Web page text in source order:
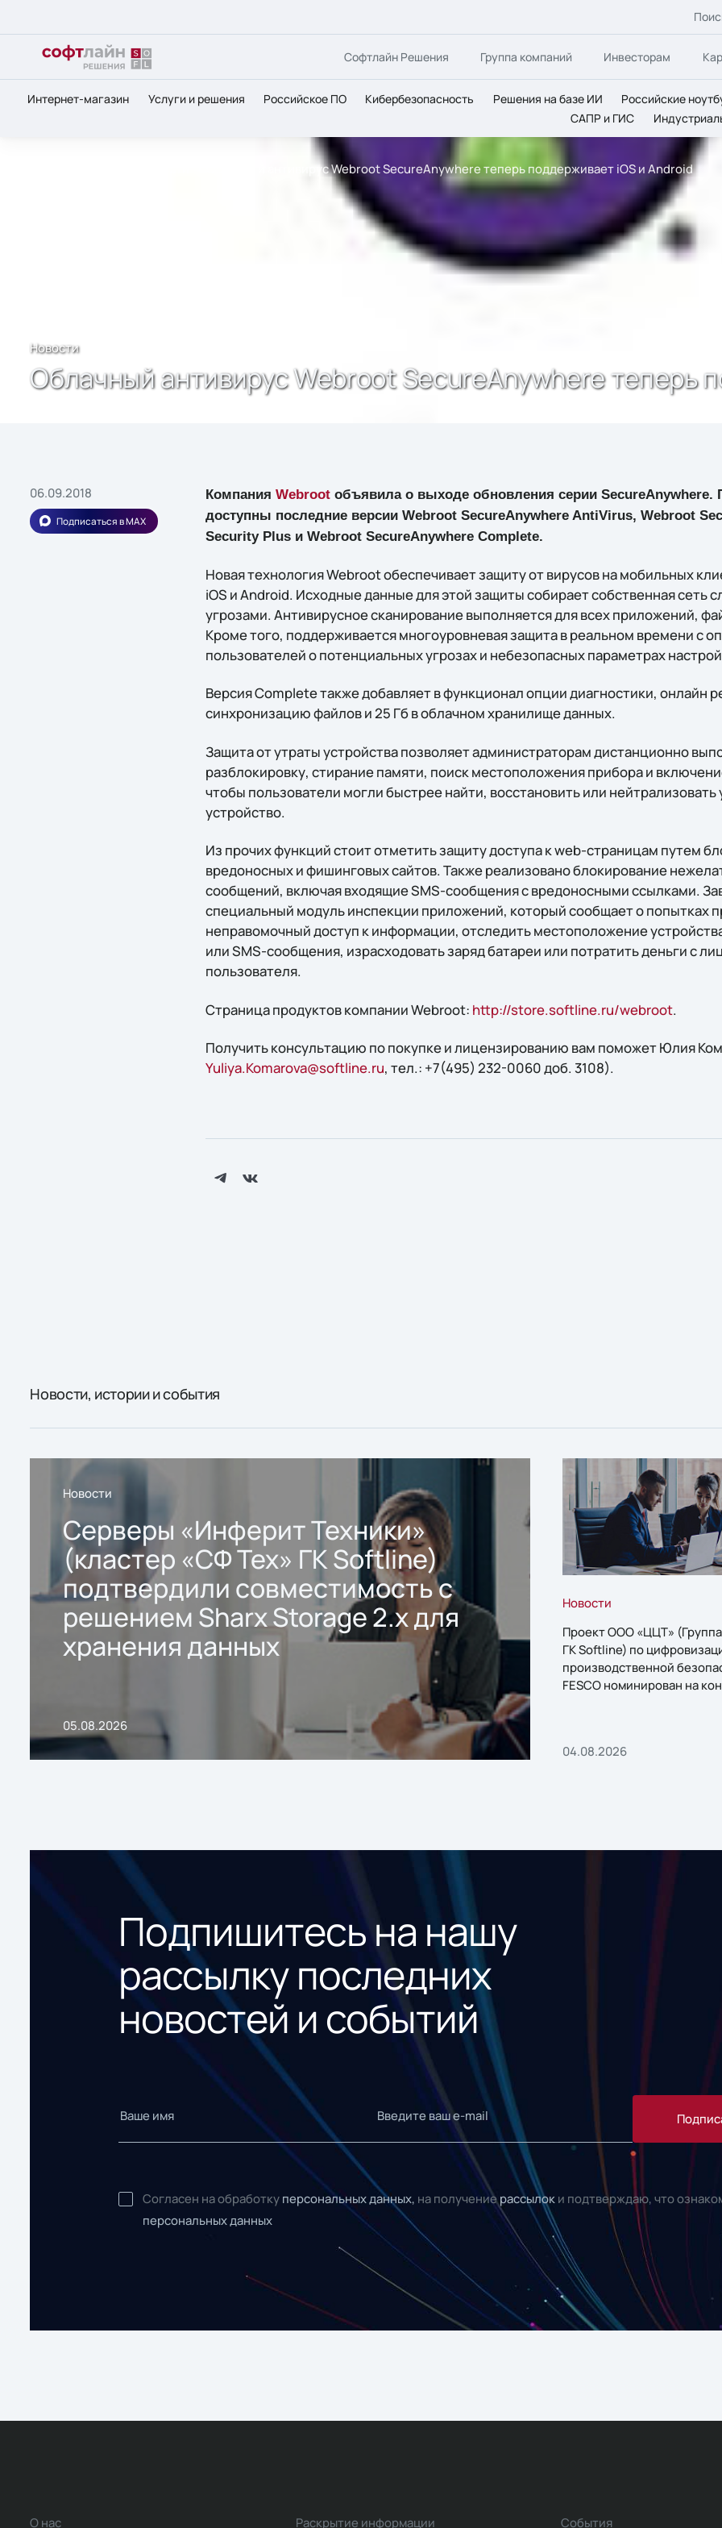
Софтлайн Решения Группа компаний Инвесторам
Интернет-магазин Услуги и решения Российское ПО Кибербезопасность Решения на базе ИИ Российские
САПР и ГИС
Облачный антивирус Webroot SecureAnywhere теперь поддерживает iOS и Android
Новости
Облачный антивирус Webroot SecureAnywhere теперь
06.09.2018
Подписаться в MAX
Компания Webrootобъявила о выходе обновления серии SecureAnywhere.
доступны последние версии Webroot SecureAnywhere AntiVirus, Webroot
Security Plus и Webroot SecureAnywhere Complete.
Новая технология Webroot обеспечивает защиту от вирусов на мобильных
iOS и Android. Исходные данные для этой защиты собирает собственная сеть
угрозами. Антивирусное сканирование выполняется для всех приложений,
Кроме того, поддерживается многоуровневая защита в реальном времени с
пользователей о потенциальных угрозах и небезопасных параметрах
Версия Complete также добавляет в функционал опции диагностики, онлайн
синхронизацию файлов и 25 Гб в облачном хранилище данных.
Защита от утраты устройства позволяет администраторам дистанционно
разблокировку, стирание памяти, поиск местоположения прибора и
чтобы пользователи могли быстрее найти, восстановить или нейтрализовать
устройство.
Из прочих функций стоит отметить защиту доступа к web-страницам путем
вредоносных и фишинговых сайтов. Также реализовано блокирование
сообщений, включая входящие SMS-сообщения с вредоносными ссылками.
специальный модуль инспекции приложений, который сообщает о попытках
неправомочный доступ к информации, отследить местоположение
или SMS-сообщения, израсходовать заряд батареи или потратить деньги с
пользователя.
Страница продуктов компании Webroot: http://store.softline.ru/webroot.
Получить консультацию по покупке и лицензированию вам поможет Юлия
Yuliya.Komarova@softline.ru, тел.: +7(495) 232-0060 доб. 3108).
Новости, истории и события
Новости
Серверы «Инферит Техники»
(кластер «СФ Тех» ГК Softline)
подтвердили совместимость с
решением Sharx Storage 2.x для
хранения данных
05.08.2026
Новости
Проект ООО «ЦЦТ»
ГК Softline) по
производственной
FESCO номинирован на
04.08.2026
Подпишитесь на нашу
рассылку последних
новостей и событий
Согласен на обработку персональных данных, на получениерассылок и подтверждаю, что
персональных данных
О нас
Раскрытие информации
События